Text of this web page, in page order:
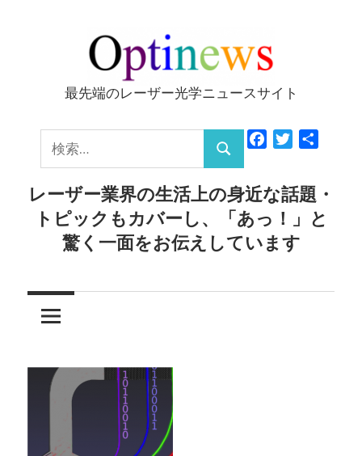
ッ
Optinews
最先端のレーザー光学ニュースサイト
索:
検
索
FacebookTwitter
レーザー業界の生活上の身近な話題・
トピックもカバーし、「あっ！」と
驚く一面をお伝えしています